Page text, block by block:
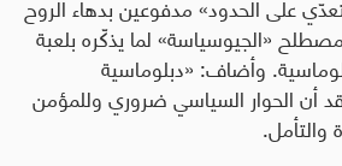
«الجيوسياسة» لما يذكّره بلعبة
وأضاف: «دبلوماسية
أن الحوار السياسي ضروري وللمؤمن
.